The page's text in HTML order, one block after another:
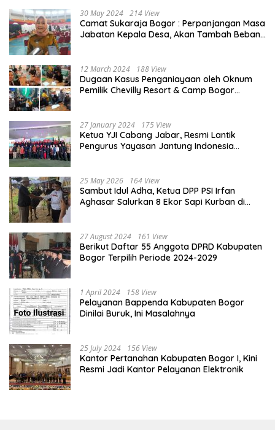
30 May 2024 214 View
Camat Sukaraja Bogor : Perpanjangan Masa
Jabatan Kepala Desa, Akan Tambah Beban
12 March 2024 188 View
Dugaan Kasus Penganiayaan oleh Oknum
Pemilik Chevilly Resort & Camp Bogor
27 January 2024 175 View
Ketua YJI Cabang Jabar, Resmi Lantik
Pengurus Yayasan Jantung Indonesia
25 May 2026 164 View
Sambut Idul Adha, Ketua DPP PSI Irfan
Aghasar Salurkan 8 Ekor Sapi Kurban di
27 August 2024 161 View
Berikut Daftar 55 Anggota DPRD Kabupaten
Bogor Terpilih Periode 2024-2029
1 April 2024 158 View
Pelayanan Bappenda Kabupaten Bogor
Dinilai Buruk, Ini Masalahnya
25 July 2024 156 View
Kantor Pertanahan Kabupaten Bogor I, Kini
Resmi Jadi Kantor Pelayanan Elektronik